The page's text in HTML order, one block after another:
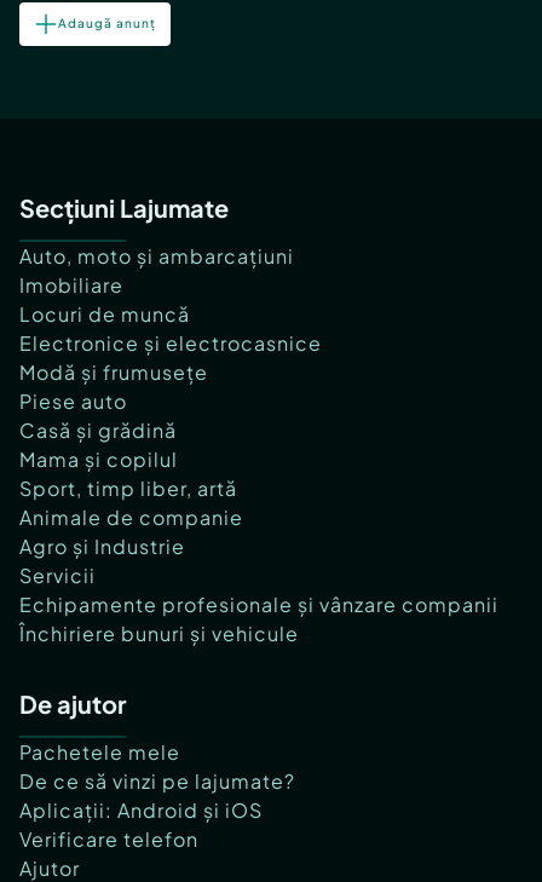
Adaugă anunț
Secțiuni Lajumate
Auto, moto și ambarcațiuni
Imobiliare
Locuri de muncă
Electronice și electrocasnice
Modă și frumusețe
Piese auto
Casă și grădină
Mama și copilul
Sport, timp liber, artă
Animale de companie
Agro și Industrie
Servicii
Echipamente profesionale și vânzare companii
Închiriere bunuri și vehicule
De ajutor
Pachetele mele
De ce să vinzi pe lajumate?
Aplicații: Android și iOS
Verificare telefon
Ajutor